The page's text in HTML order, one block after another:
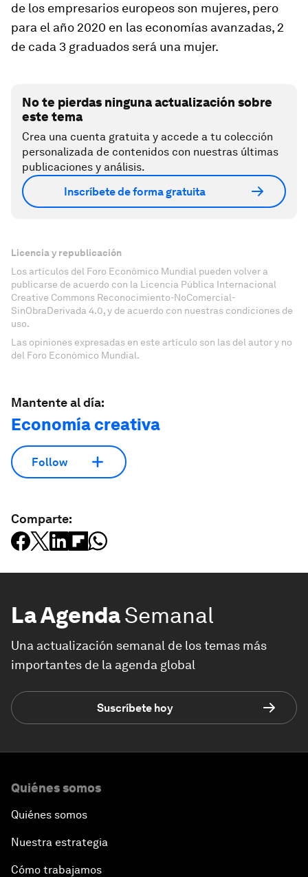
de los empresarios europeos son mujeres, pero
para el año 2020 en las economías avanzadas, 2
de cada 3 graduados será una mujer.
No te pierdas ninguna actualización sobre
este tema
Crea una cuenta gratuita y accede a tu colección
personalizada de contenidos con nuestras últimas
publicaciones y análisis.
Inscríbete de forma gratuita
Licencia y republicación
Los artículos del Foro Económico Mundial pueden volver a
publicarse de acuerdo con la Licencia Pública Internacional
Creative Commons Reconocimiento-NoComercial-
SinObraDerivada 4.0, y de acuerdo con nuestras condiciones de
uso.
Las opiniones expresadas en este artículo son las del autor y no
del Foro Económico Mundial.
Mantente al día:
Economía creativa
Follow
Comparte:
La AgendaSemanal
Una actualización semanal de los temas más
importantes de la agenda global
Suscríbete hoy
Quiénes somos
Quiénes somos
Nuestra estrategia
Cómo trabajamos